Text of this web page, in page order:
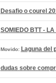
Desafio o courel
SOMIEDO BTT -
Movido: Laguna del
dudas sobre